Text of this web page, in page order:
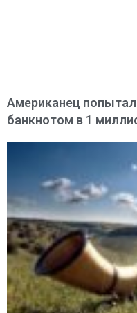
Американец
банкнотом в 1